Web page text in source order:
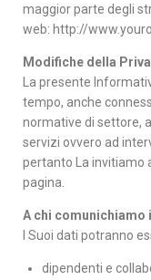
maggior parte degli
web: http://
Modifiche della
La presente
tempo, anche
normative di settore,
servizi ovvero ad
pertanto La invitiamo
pagina.
A chi comunichiamo
I Suoi dati potranno
dipendenti e